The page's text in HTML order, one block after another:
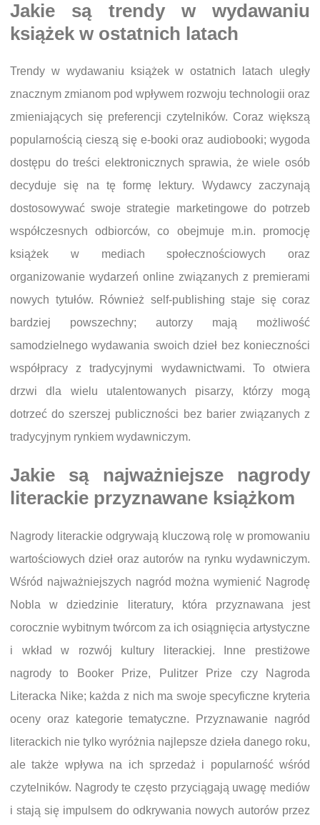
Jakie są trendy w wydawaniu
książek w ostatnich latach
Trendy w wydawaniu książek w ostatnich latach uległy
znacznym zmianom pod wpływem rozwoju technologii oraz
zmieniających się preferencji czytelników. Coraz większą
popularnością cieszą się e-booki oraz audiobooki; wygoda
dostępu do treści elektronicznych sprawia, że wiele osób
decyduje się na tę formę lektury. Wydawcy zaczynają
dostosowywać swoje strategie marketingowe do potrzeb
współczesnych odbiorców, co obejmuje m.in. promocję
książek w mediach społecznościowych oraz
organizowanie wydarzeń online związanych z premierami
nowych tytułów. Również self-publishing staje się coraz
bardziej powszechny; autorzy mają możliwość
samodzielnego wydawania swoich dzieł bez konieczności
współpracy z tradycyjnymi wydawnictwami. To otwiera
drzwi dla wielu utalentowanych pisarzy, którzy mogą
dotrzeć do szerszej publiczności bez barier związanych z
tradycyjnym rynkiem wydawniczym.
Jakie są najważniejsze nagrody
literackie przyznawane książkom
Nagrody literackie odgrywają kluczową rolę w promowaniu
wartościowych dzieł oraz autorów na rynku wydawniczym.
Wśród najważniejszych nagród można wymienić Nagrodę
Nobla w dziedzinie literatury, która przyznawana jest
corocznie wybitnym twórcom za ich osiągnięcia artystyczne
i wkład w rozwój kultury literackiej. Inne prestiżowe
nagrody to Booker Prize, Pulitzer Prize czy Nagroda
Literacka Nike; każda z nich ma swoje specyficzne kryteria
oceny oraz kategorie tematyczne. Przyznawanie nagród
literackich nie tylko wyróżnia najlepsze dzieła danego roku,
ale także wpływa na ich sprzedaż i popularność wśród
czytelników. Nagrody te często przyciągają uwagę mediów
i stają się impulsem do odkrywania nowych autorów przez